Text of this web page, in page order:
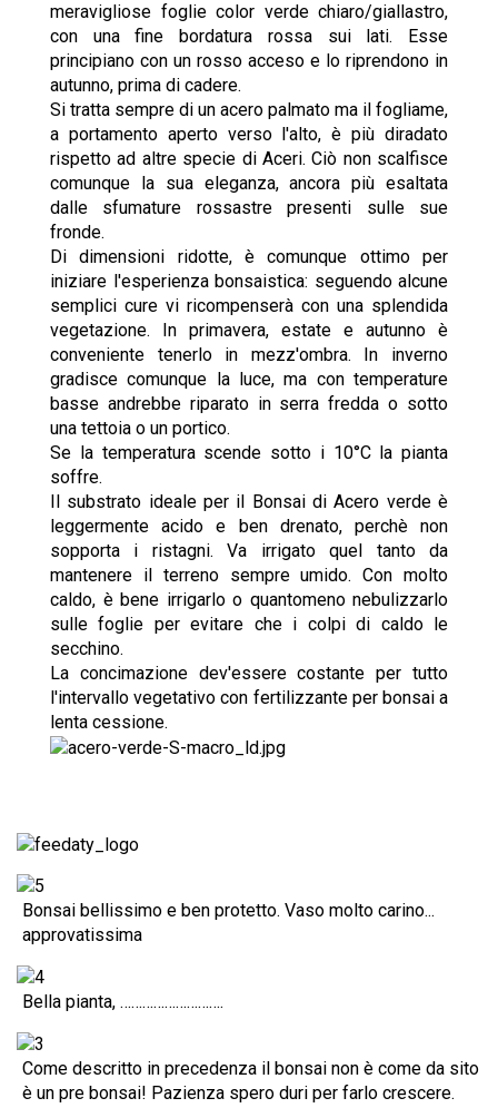
meravigliose foglie color verde chiaro/giallastro,
con una fine bordatura rossa sui lati. Esse
principiano con un rosso acceso e lo riprendono in
autunno, prima di cadere.
Si tratta sempre di un acero palmato ma il fogliame,
a portamento aperto verso l'alto, è più diradato
rispetto ad altre specie di Aceri. Ciò non scalfisce
comunque la sua eleganza, ancora più esaltata
dalle sfumature rossastre presenti sulle sue
fronde.
Di dimensioni ridotte, è comunque ottimo per
iniziare l'esperienza bonsaistica: seguendo alcune
semplici cure vi ricompenserà con una splendida
vegetazione. In primavera, estate e autunno è
conveniente tenerlo in mezz'ombra. In inverno
gradisce comunque la luce, ma con temperature
basse andrebbe riparato in serra fredda o sotto
una tettoia o un portico.
Se la temperatura scende sotto i 10°C la pianta
soffre.
Il substrato ideale per il Bonsai di Acero verde è
leggermente acido e ben drenato, perchè non
sopporta i ristagni. Va irrigato quel tanto da
mantenere il terreno sempre umido. Con molto
caldo, è bene irrigarlo o quantomeno nebulizzarlo
sulle foglie per evitare che i colpi di caldo le
secchino.
La concimazione dev'essere costante per tutto
l'intervallo vegetativo con fertilizzante per bonsai a
lenta cessione.
Bonsai bellissimo e ben protetto. Vaso molto carino...
approvatissima
Bella pianta, ……………………….
Come descritto in precedenza il bonsai non è come da sito
è un pre bonsai! Pazienza spero duri per farlo crescere.